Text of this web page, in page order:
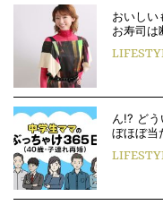
おいしい
お寿司は
ん!? ど
ぼほぼ当